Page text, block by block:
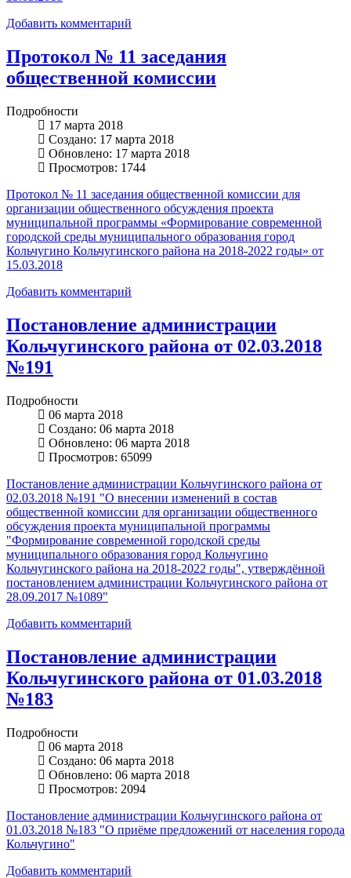
Добавить комментарий
Протокол № 11 заседания
общественной комиссии
Подробности
17 марта 2018
Создано: 17 марта 2018
Обновлено: 17 марта 2018
Просмотров: 1744
Протокол № 11 заседания общественной комиссии для
организации общественного обсуждения проекта
муниципальной программы «Формирование современной
городской среды муниципального образования город
Кольчугино Кольчугинского района на 2018-2022 годы» от
15.03.2018
Добавить комментарий
Постановление администрации
Кольчугинского района от 02.03.2018
№191
Подробности
06 марта 2018
Создано: 06 марта 2018
Обновлено: 06 марта 2018
Просмотров: 65099
Постановление администрации Кольчугинского района от
02.03.2018 №191 "О внесении изменений в состав
общественной комиссии для организации общественного
обсуждения проекта муниципальной программы
"Формирование современной городской среды
муниципального образования город Кольчугино
Кольчугинского района на 2018-2022 годы", утверждённой
постановлением администрации Кольчугинского района от
28.09.2017 №1089"
Добавить комментарий
Постановление администрации
Кольчугинского района от 01.03.2018
№183
Подробности
06 марта 2018
Создано: 06 марта 2018
Обновлено: 06 марта 2018
Просмотров: 2094
Постановление администрации Кольчугинского района от
01.03.2018 №183 "О приёме предложений от населения города
Кольчугино"
Добавить комментарий